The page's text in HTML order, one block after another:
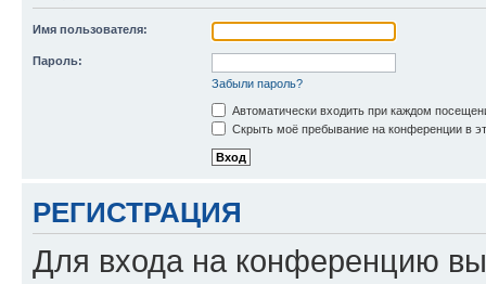
Имя пользователя:
Пароль:
Забыли пароль?
Автоматически входить при каждом
Скрыть моё пребывание на конференции в
РЕГИСТРАЦИЯ
Для входа на конференцию